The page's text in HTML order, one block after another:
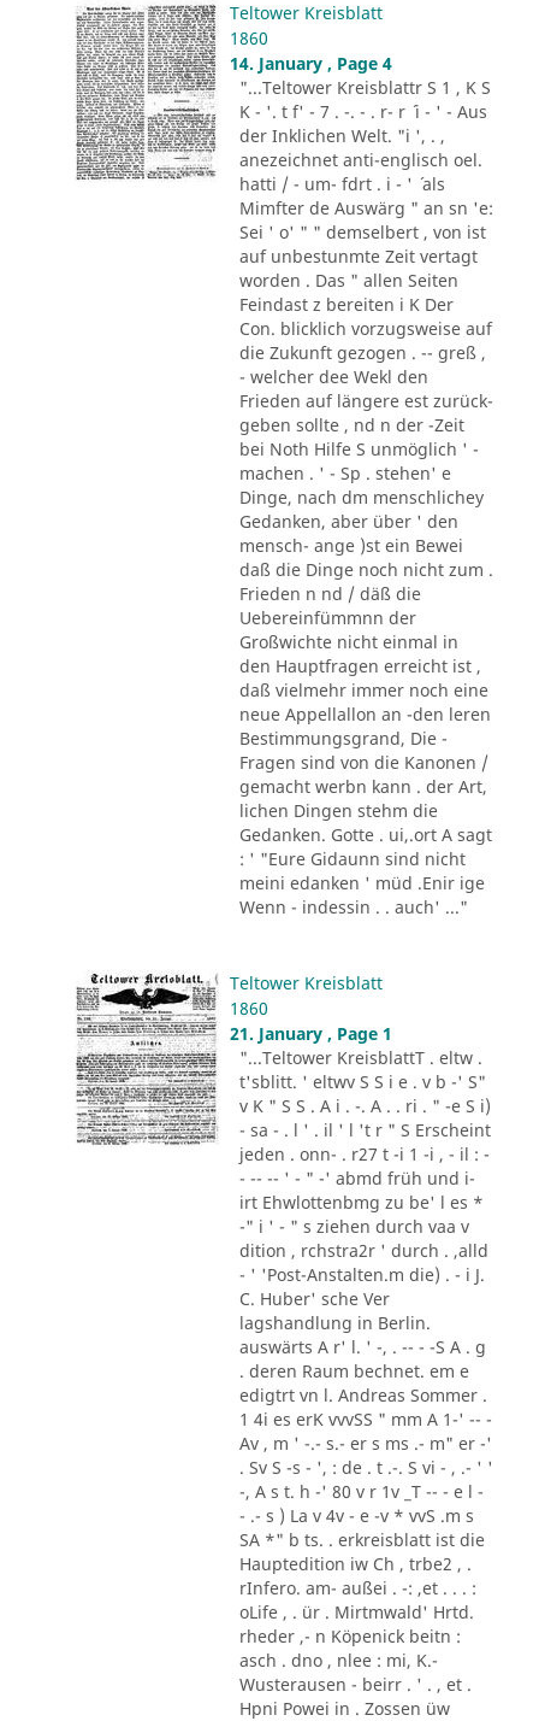
Teltower Kreisblatt
1860
14. January , Page 4
"...Teltower Kreisblattr S 1 , K S
K - '. t f' - 7 . -. - . r- r ´ i - ' - Aus
der Inklichen Welt. "i ', . ,
anezeichnet anti-englisch oel.
hatti / - um- fdrt . i - ' ´ als
Mimfter de Auswärg " an sn 'e:
Sei ' o' " " demselbert , von ist
auf unbestunmte Zeit vertagt
worden . Das " allen Seiten
Feindast z bereiten i K Der
Con. blicklich vorzugsweise auf
die Zukunft gezogen . -- greß ,
- welcher dee Wekl den
Frieden auf längere est zurück-
geben sollte , nd n der -Zeit
bei Noth Hilfe S unmöglich ' -
machen . ' - Sp . stehen' e
Dinge, nach dm menschlichey
Gedanken, aber über ' den
mensch- ange )st ein Bewei
daß die Dinge noch nicht zum .
Frieden n nd / däß die
Uebereinfümmnn der
Großwichte nicht einmal in
den Hauptfragen erreicht ist ,
daß vielmehr immer noch eine
neue Appellallon an -den leren
Bestimmungsgrand, Die -
Fragen sind von die Kanonen /
gemacht werbn kann . der Art,
lichen Dingen stehm die
Gedanken. Gotte . ui,.ort A sagt
: ' "Eure Gidaunn sind nicht
meini edanken ' müd .Enir ige
Wenn - indessin . . auch' ..."
Teltower Kreisblatt
1860
21. January , Page 1
"...Teltower KreisblattT . eltw .
t'sblitt. ' eltwv S S i e . v b -' S"
v K " S S . A i . -. A . . ri . " -e S i)
- sa - . l ' . il ' l 't r " S Erscheint
jeden . onn- . r27 t -i 1 -i , - il : -
- -- -- ' - " -' abmd früh und i-
irt Ehwlottenbmg zu be' l es *
-" i ' - " s ziehen durch vaa v
dition , rchstra2r ' durch . ,alld
- ' 'Post-Anstalten.m die) . - i J.
C. Huber' sche Ver
lagshandlung in Berlin.
auswärts A r' l. ' -, . -- - -S A . g
. deren Raum bechnet. em e
edigtrt vn l. Andreas Sommer .
1 4i es erK vvvSS " mm A 1-' -- -
Av , m ' -.- s.- er s ms .- m" er -'
. Sv S -s - ', : de . t .-. S vi - , .- ' '
-, A s t. h -' 80 v r 1v _T -- - e l -
- .- s ) La v 4v - e -v * vvS .m s
SA *" b ts. . erkreisblatt ist die
Hauptedition iw Ch , trbe2 , .
rInfero. am- außei . -: ,et . . . :
oLife , . ür . Mirtmwald' Hrtd.
rheder ,- n Köpenick beitn :
asch . dno , nlee : mi, K.-
Wusterausen - beirr . ' . , et .
Hpni Powei in . Zossen üw